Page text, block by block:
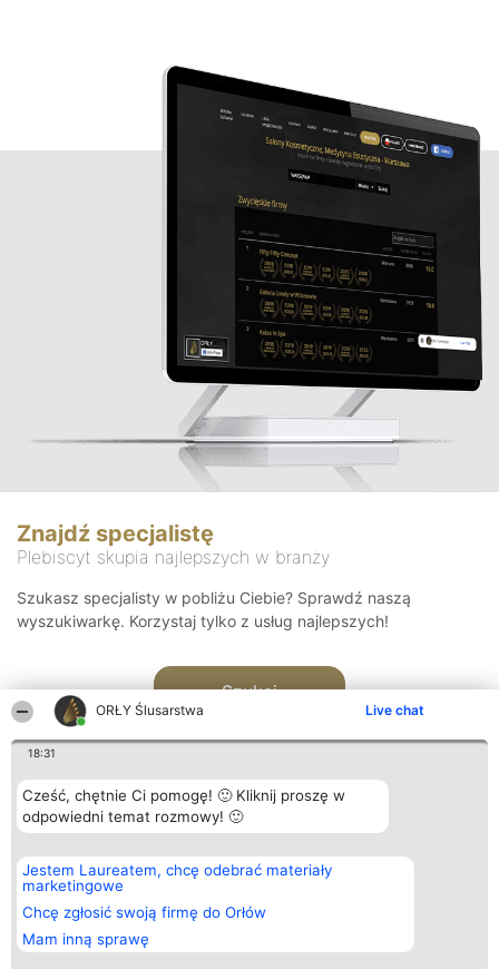
ORŁY Ślusarstwa Live chat
18:31
Cześć, chętnie Ci pomogę! 🙂 Kliknij proszę w
odpowiedni temat rozmowy! 🙂
Jestem Laureatem, chcę odebrać materiały
marketingowe
Chcę zgłosić swoją firmę do Orłów
Mam inną sprawę
Znajdź specjalistę
Plebiscyt skupia najlepszych w branży
Szukasz specjalisty w pobliżu Ciebie? Sprawdź naszą
wyszukiwarkę. Korzystaj tylko z usług najlepszych!
Szukaj
Organizator plebiscytu
Bright Side Solutions sp. z o.
o. sp. k.
ul. Ruska 22
Wrocław 50-079
KRS 0000749100 | Regon
381313360 | NIP 8943132676
Plebiscyt
Laureaci
wszystkich
Laureatów
Regulamin
Kontakt
Kontakt